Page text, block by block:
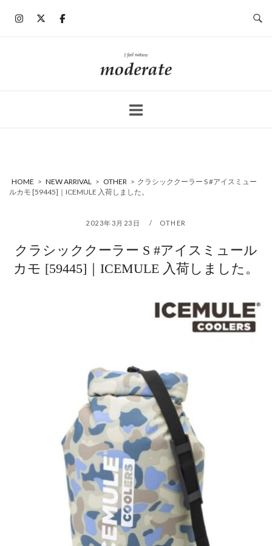
ホ
ー
HOME > NEW ARRIVAL > OTHER > クラシッククーラー S #アイスミュー
ルカモ [59445]｜ICEMULE 入荷しました。
2023年3月23日 OTHER
クラシッククーラー S #アイスミュール
カモ [59445]｜ICEMULE 入荷しました。